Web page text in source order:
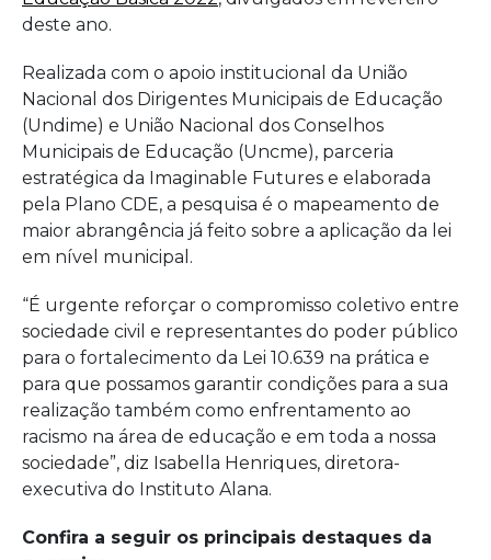
deste ano.
Realizada com o apoio institucional da União
Nacional dos Dirigentes Municipais de Educação
(Undime) e União Nacional dos Conselhos
Municipais de Educação (Uncme), parceria
estratégica da Imaginable Futures e elaborada
pela Plano CDE, a pesquisa é o mapeamento de
maior abrangência já feito sobre a aplicação da lei
em nível municipal.
“É urgente reforçar o compromisso coletivo entre
sociedade civil e representantes do poder público
para o fortalecimento da Lei 10.639 na prática e
para que possamos garantir condições para a sua
realização também como enfrentamento ao
racismo na área de educação e em toda a nossa
sociedade”, diz Isabella Henriques, diretora-
executiva do Instituto Alana.
Confira a seguir os principais destaques da